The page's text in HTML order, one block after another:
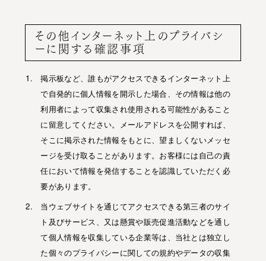
その他インターネット上のプライバシ
ーに関する確認事項
掲示板など、誰もがアクセスできるインターネット上
で自発的に個人情報を開示した場合、その情報は他の
利用者によって収集され使用される可能性があること
に留意してください。メールアドレスを公開すれば、
そこに掲示された情報をもとに、望ましくないメッセ
ージを受け取ることがあります。お客様には自己の責
任において情報を発信することを認識していただく必
要があります。
当ウェブサイトを通じてアクセスできる第三者のサイ
ト及びサービス、又は懸賞や販売促進活動などを通し
て個人情報を収集している企業等は、当社とは独立し
た個々のプライバシーに関しての規約やデータの収集